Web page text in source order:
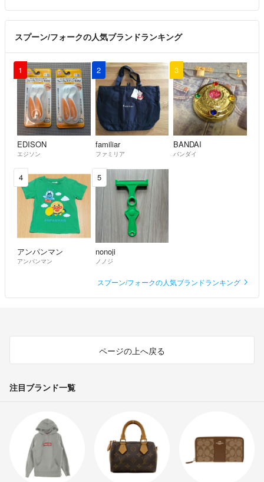
スプーン/フォークの人気ブランドランキング
1
EDISON
エジソン
2
familiar
ファミリア
3
BANDAI
バンダイ
4
アンパンマン
アンパンマン
5
nonoji
ノノジ
スプーン/フォークの人気ブランドランキング
ページの上へ戻る
注目ブランド一覧